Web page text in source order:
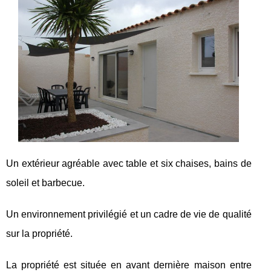
Un extérieur agréable avec table et six chaises, bains de
soleil et barbecue.
Un environnement privilégié et un cadre de vie de qualité
sur la propriété.
La propriété est située en avant dernière maison entre